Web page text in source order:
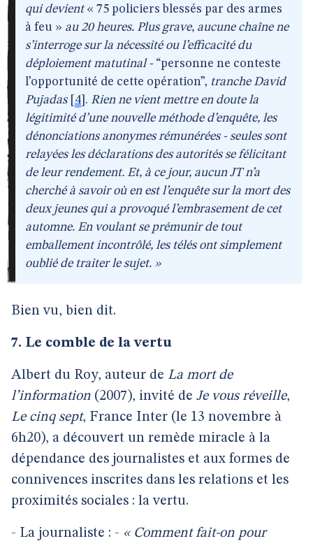
qui devient « 75 policiers blessés par des armes
à feu » au 20 heures. Plus grave, aucune chaîne ne
s’interroge sur la nécessité ou l’efficacité du
déploiement matutinal - “personne ne conteste
l’opportunité de cette opération”, tranche David
Pujadas[ 4 . Rien ne vient mettre en doute la
légitimité d’une nouvelle méthode d’enquête, les
dénonciations anonymes rémunérées - seules sont
relayées les déclarations des autorités se félicitant
de leur rendement. Et, à ce jour, aucun JT n’a
cherché à savoir où en est l’enquête sur la mort des
deux jeunes qui a provoqué l’embrasement de cet
automne. En voulant se prémunir de tout
emballement incontrôlé, les télés ont simplement
oublié de traiter le sujet. »
Bien vu, bien dit.
7. Le comble de la vertu
Albert du Roy, auteur de La mort de
l’information (2007), invité de Je vous réveille,
Le cinq sept, France Inter (le 13 novembre à
6h20), a découvert un remède miracle à la
dépendance des journalistes et aux formes de
connivences inscrites dans les relations et les
proximités sociales : la vertu.
- La journaliste : - « Comment fait-on pour